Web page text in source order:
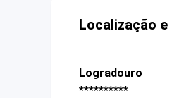
Localização
Logradouro
**********